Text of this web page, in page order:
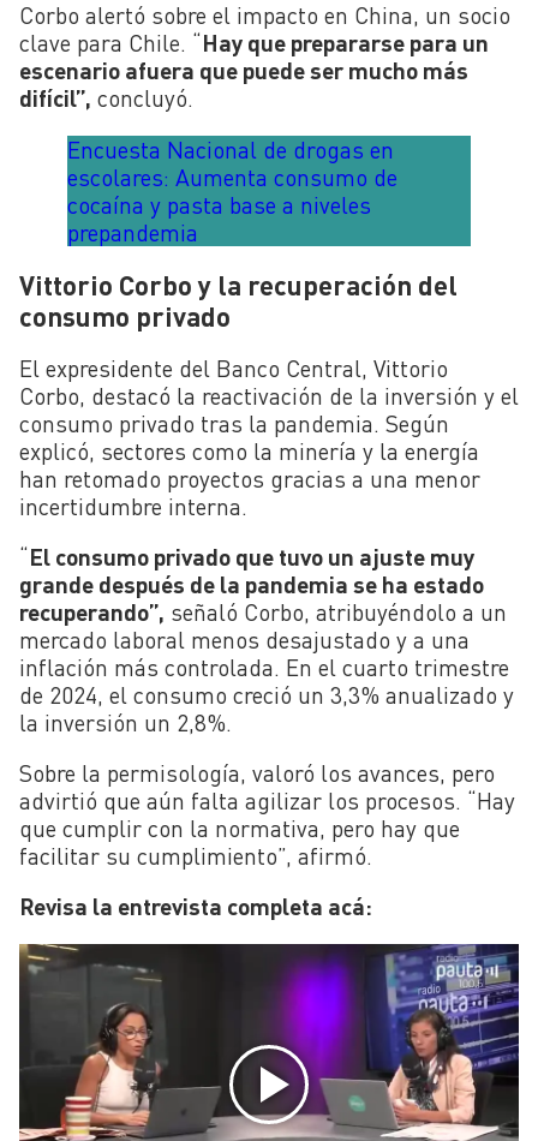
Corbo alertó sobre el impacto en China, un socio
clave para Chile. “Hay que prepararse para un
escenario afuera que puede ser mucho más
difícil”, concluyó.
Encuesta Nacional de drogas en
escolares: Aumenta consumo de
cocaína y pasta base a niveles
prepandemia
Vittorio Corbo y la recuperación del
consumo privado
El expresidente del Banco Central, Vittorio
Corbo, destacó la reactivación de la inversión y el
consumo privado tras la pandemia. Según
explicó, sectores como la minería y la energía
han retomado proyectos gracias a una menor
incertidumbre interna.
“El consumo privado que tuvo un ajuste muy
grande después de la pandemia se ha estado
recuperando”, señaló Corbo, atribuyéndolo a un
mercado laboral menos desajustado y a una
inflación más controlada. En el cuarto trimestre
de 2024, el consumo creció un 3,3% anualizado y
la inversión un 2,8%.
Sobre la permisología, valoró los avances, pero
advirtió que aún falta agilizar los procesos. “Hay
que cumplir con la normativa, pero hay que
facilitar su cumplimiento”, afirmó.
Revisa la entrevista completa acá: